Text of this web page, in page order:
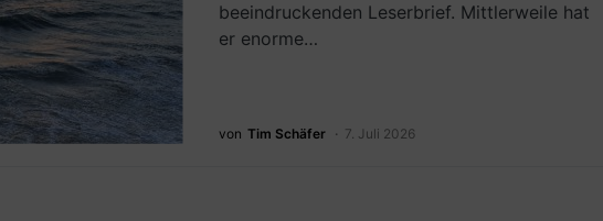
beeindruckenden Leserbrief. Mittlerweile hat
er enorme…
von Tim Schäfer 7. Juli 2026